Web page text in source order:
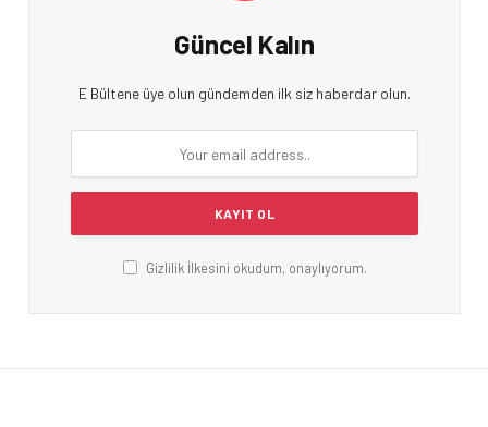
Güncel Kalın
E Bültene üye olun gündemden ilk siz haberdar olun.
Gizlilik İlkesini okudum, onaylıyorum.